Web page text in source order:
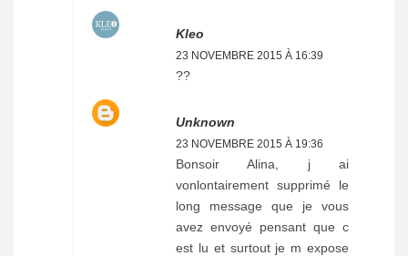
Kleo
23 NOVEMBRE 2015 À 16:39
??
Unknown
23 NOVEMBRE 2015 À 19:36
Bonsoir Alina, j ai
vonlontairement supprimé le
long message que je vous
avez envoyé pensant que c
est lu et surtout je m expose